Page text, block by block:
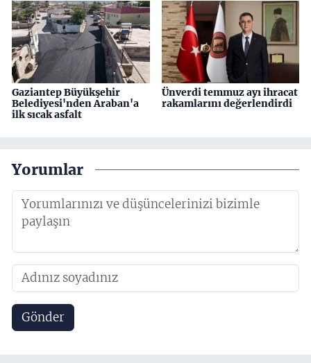
Gaziantep Büyükşehir
Belediyesi'nden Araban'a
ilk sıcak asfalt
Ünverdi temmuz ayı ihracat
rakamlarını değerlendirdi
Yorumlar
Gönder